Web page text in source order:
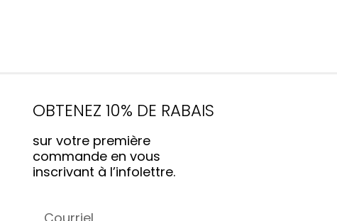
OBTENEZ 10% DE RABAIS
sur votre première
commande en vous
inscrivant à l’infolettre.